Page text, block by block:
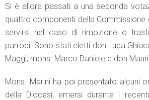
Si è allora passati a una seconda
quattro componenti della Commissione
servirsi nel caso di rimozione o
parroci. Sono stati eletti don Luca
Maggi, mons. Marco Daniele e don
Mons. Marini ha poi presentato alcuni
della Diocesi, emersi durante i